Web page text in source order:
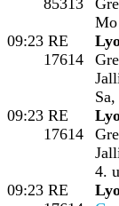
09:23 RE
17614
09:23 RE
17614
4.
09:23 RE